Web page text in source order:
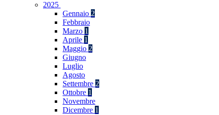
2025
Gennaio 2
Febbraio
Marzo 1
Aprile 1
Maggio 2
Giugno
Luglio
Agosto
Settembre 2
Ottobre 1
Novembre
Dicembre 1